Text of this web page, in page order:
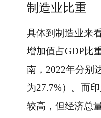
制造业比重
具体到制造业来
增加值占GDP比
南，2022年分别
为27.7%）。而
较高，但经济总